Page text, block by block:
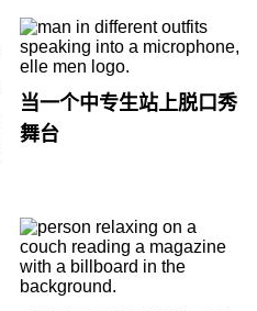
当一个中专生站上脱口秀
舞台